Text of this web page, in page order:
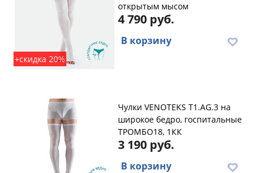
+скидка 20%
открытым мысом
4 790 руб.
В корзину
Чулки VENOTEKS T1.AG.3 на
широкое бедро, госпитальные
ТРОМБО18, 1КК
3 190 руб.
В корзину